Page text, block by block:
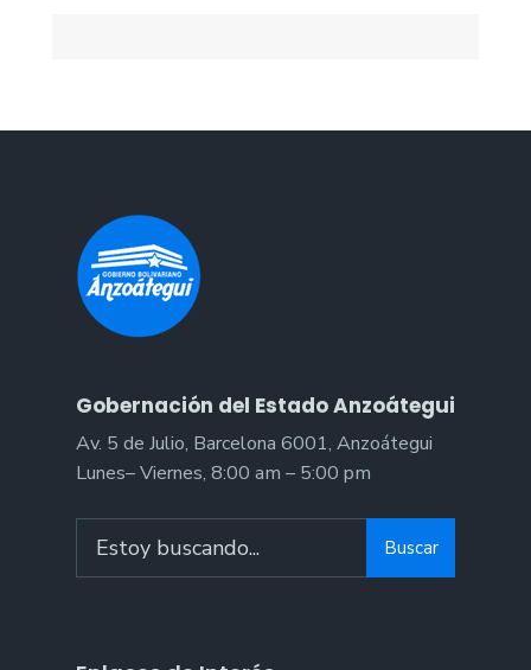
Gobernación del Estado Anzoátegui
Av. 5 de Julio, Barcelona 6001, Anzoátegui
Lunes– Viernes, 8:00 am – 5:00 pm
for:
Buscar